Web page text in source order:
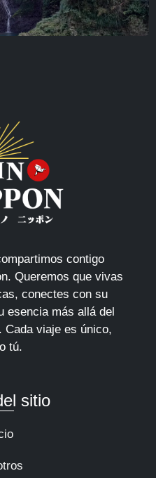
contigo
Queremos que vivas
conectes con su
esencia más allá del
Cada viaje es único,
tú.
sitio